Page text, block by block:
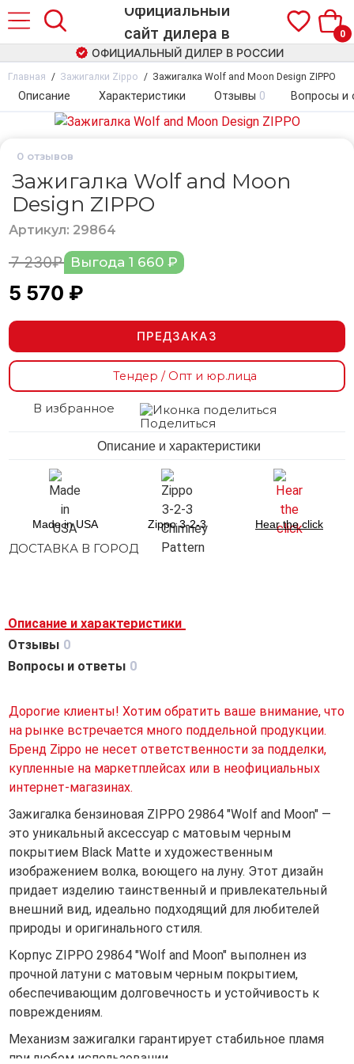
0
ОФИЦИАЛЬНЫЙ ДИЛЕР В РОССИИ
Главная Зажигалки Zippo Зажигалка Wolf and Moon Design ZIPPO
Описание Характеристики Отзывы 0 Вопросы и
0 отзывов
Зажигалка Wolf and Moon
Design ZIPPO
Артикул: 29864
7 230₽ Выгода 1 660 ₽
5 570 ₽
ПРЕДЗАКАЗ
Тендер / Опт и юр.лица
В избранное
Поделиться
Описание и характеристики
Made in USA Zippo 3-2-3 Hear the click
ДОСТАВКА В ГОРОД
Описание и характеристики
Отзывы 0
Вопросы и ответы 0
Дорогие клиенты! Хотим обратить ваше внимание, что
на рынке встречается много поддельной продукции.
Бренд Zippo не несет ответственности за подделки,
купленные на маркетплейсах или в неофициальных
интернет-магазинах.
Зажигалка бензиновая ZIPPO 29864 "Wolf and Moon" —
это уникальный аксессуар с матовым черным
покрытием Black Matte и художественным
изображением волка, воющего на луну. Этот дизайн
придает изделию таинственный и привлекательный
внешний вид, идеально подходящий для любителей
природы и оригинального стиля.
Корпус ZIPPO 29864 "Wolf and Moon" выполнен из
прочной латуни с матовым черным покрытием,
обеспечивающим долговечность и устойчивость к
повреждениям.
Механизм зажигалки гарантирует стабильное пламя
при любом использовании.